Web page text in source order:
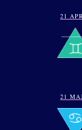
21
21